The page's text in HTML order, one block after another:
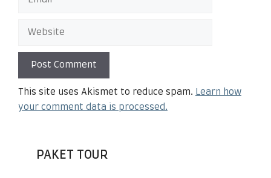
This site uses Akismet to reduce spam. Learn how
your comment data is processed.
PAKET TOUR